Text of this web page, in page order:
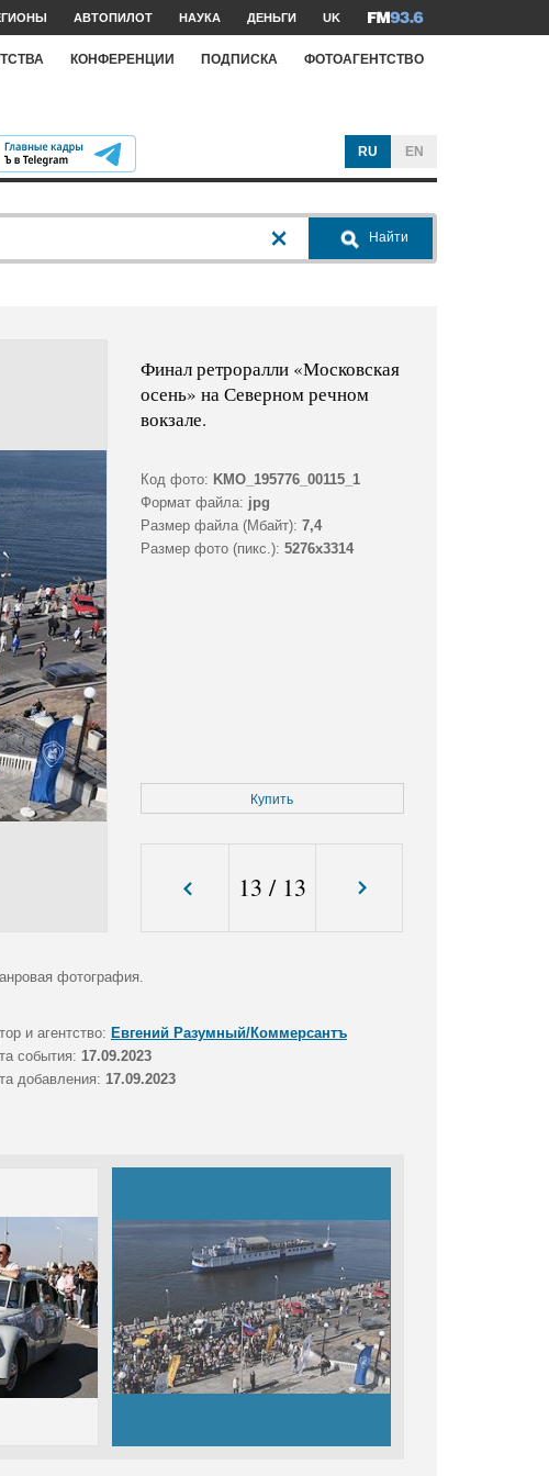
АВТОПИЛОТ НАУКА ДЕНЬГИ UK
КОНФЕРЕНЦИИ ПОДПИСКА ФОТОАГЕНТСТВО
RU EN
Найти
Финал ретроралли «Московская
осень» на Северном речном
вокзале.
Код фото: KMO_195776_00115_1
Формат файла: jpg
Размер файла (Мбайт): 7,4
Размер фото (пикс.): 5276x3314
Купить
13 / 13
фотография.
и агентство: Евгений Разумный/Коммерсантъ
события: 17.09.2023
добавления: 17.09.2023